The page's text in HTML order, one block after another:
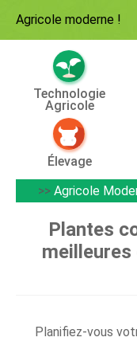
Agricole moderne !
Technologie
Agricole
Élevage
>> Agricole
Plantes
Planifiez-vous